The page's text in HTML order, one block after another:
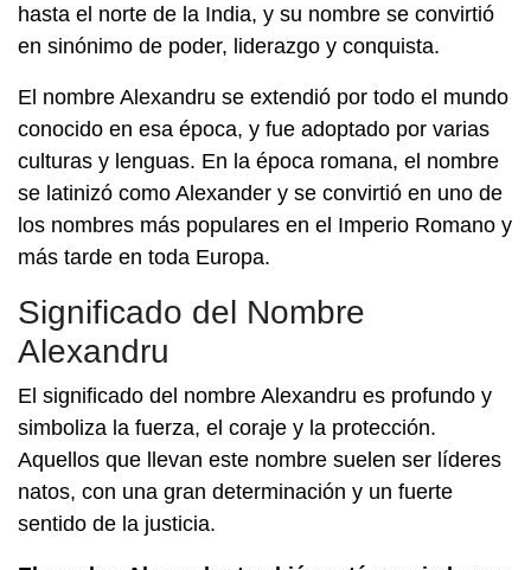
hasta el norte de la India, y su nombre se convirtió
en sinónimo de poder, liderazgo y conquista.
El nombre Alexandru se extendió por todo el mundo
conocido en esa época, y fue adoptado por varias
culturas y lenguas. En la época romana, el nombre
se latinizó como Alexander y se convirtió en uno de
los nombres más populares en el Imperio Romano y
más tarde en toda Europa.
Significado del Nombre
Alexandru
El significado del nombre Alexandru es profundo y
simboliza la fuerza, el coraje y la protección.
Aquellos que llevan este nombre suelen ser líderes
natos, con una gran determinación y un fuerte
sentido de la justicia.